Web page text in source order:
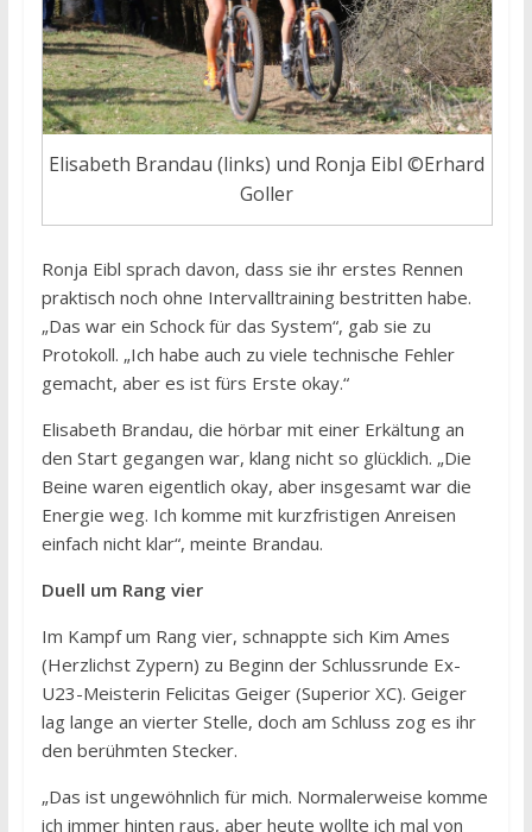
Elisabeth Brandau (links) und Ronja Eibl ©Erhard
Goller
Ronja Eibl sprach davon, dass sie ihr erstes Rennen
praktisch noch ohne Intervalltraining bestritten habe.
„Das war ein Schock für das System“, gab sie zu
Protokoll. „Ich habe auch zu viele technische Fehler
gemacht, aber es ist fürs Erste okay.“
Elisabeth Brandau, die hörbar mit einer Erkältung an
den Start gegangen war, klang nicht so glücklich. „Die
Beine waren eigentlich okay, aber insgesamt war die
Energie weg. Ich komme mit kurzfristigen Anreisen
einfach nicht klar“, meinte Brandau.
Duell um Rang vier
Im Kampf um Rang vier, schnappte sich Kim Ames
(Herzlichst Zypern) zu Beginn der Schlussrunde Ex-
U23-Meisterin Felicitas Geiger (Superior XC). Geiger
lag lange an vierter Stelle, doch am Schluss zog es ihr
den berühmten Stecker.
„Das ist ungewöhnlich für mich. Normalerweise komme
ich immer hinten raus, aber heute wollte ich mal von